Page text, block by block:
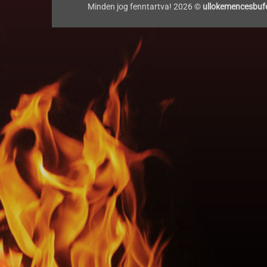
Minden jog fenntartva! 2026 ©